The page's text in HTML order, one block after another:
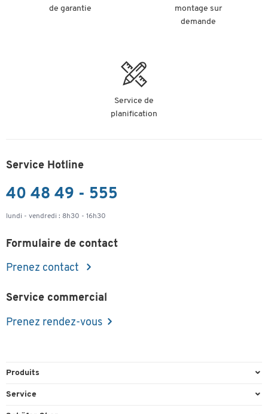
de garantie
montage sur
demande
Service de
planification
Service Hotline
40 48 49 - 555
lundi - vendredi : 8h30 - 16h30
Formulaire de contact
Prenez contact
Service commercial
Prenez rendez-vous
Produits
Emballage et expédition
Service
Aperçu des n° de tél.